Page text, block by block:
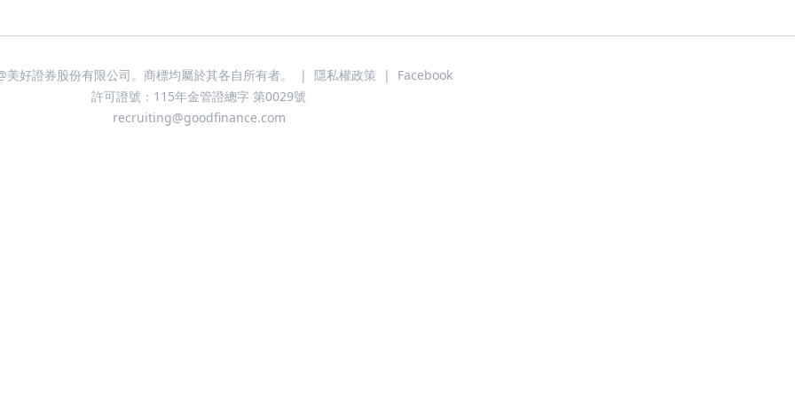
美好證券股份有限公司。商標均屬於其各自所有者。 | 隱私權政策 |
Facebook
許可證號：115年金管證總字 第0029號
recruiting@goodfinance.com